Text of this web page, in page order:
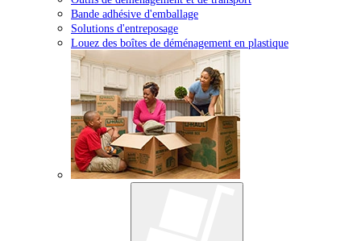
Bande adhésive d'emballage
Solutions d'entreposage
Louez des boîtes de déménagement en plastique